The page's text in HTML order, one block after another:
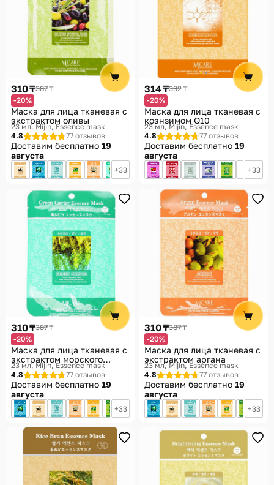
310 ₸387 ₸
-20%
Маска для лица тканевая с
экстрактом оливы
23 мл Mijin, Essence mask
4.8
77 отзывов
Доставим бесплатно 19
августа
33
314 ₸392 ₸
-20%
Маска для лица тканевая с
коэнзимом Q10
23 мл Mijin, Essence mask
4.8
77 отзывов
Доставим бесплатно 19
августа
33
310 ₸387 ₸
-20%
Маска для лица тканевая с
экстрактом морского
винограда
23 мл Mijin, Essence mask
4.8
77 отзывов
Доставим бесплатно 19
августа
33
310 ₸387 ₸
-20%
Маска для лица тканевая с
экстрактом аргана
23 мл Mijin, Essence mask
4.8
77 отзывов
Доставим бесплатно 19
августа
33